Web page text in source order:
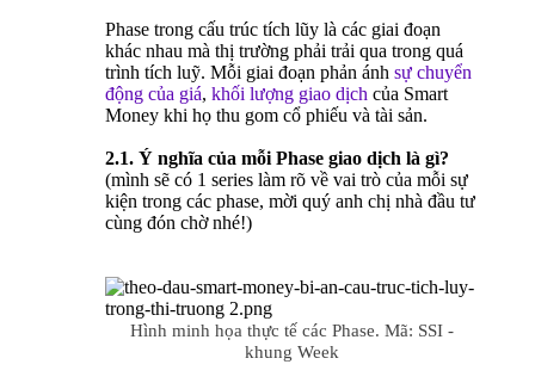
Phase trong cấu trúc tích lũy là các giai đoạn
khác nhau mà thị trường phải trải qua trong quá
trình tích luỹ. Mỗi giai đoạn phản ánh sự chuyển
động của giá, khối lượng giao dịch của Smart
Money khi họ thu gom cổ phiếu và tài sản.
2.1. Ý nghĩa của mỗi Phase giao dịch là gì?
(mình sẽ có 1 series làm rõ về vai trò của mỗi sự
kiện trong các phase, mời quý anh chị nhà đầu tư
cùng đón chờ nhé!)
Hình minh họa thực tế các Phase. Mã: SSI -
khung Week